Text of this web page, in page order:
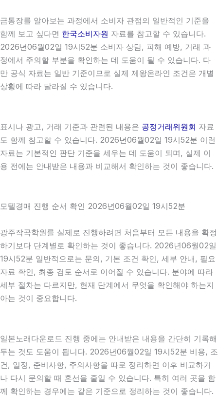
금통장를 알아보는 과정에서 소비자 관점의 일반적인 기준을
함께 보고 싶다면 한국소비자원 자료를 참고할 수 있습니다.
2026년06월02일 19시52분 소비자 상담, 피해 예방, 거래 과
정에서 주의할 부분을 확인하는 데 도움이 될 수 있습니다. 다
만 공식 자료는 일반 기준이므로 실제 제왕온라인 조건은 개별
상황에 따라 달라질 수 있습니다.
표시나 광고, 거래 기준과 관련된 내용은 공정거래위원회 자료
도 함께 참고할 수 있습니다. 2026년06월02일 19시52분 이런
자료는 기본적인 판단 기준을 세우는 데 도움이 되며, 실제 이
용 전에는 안내받은 내용과 비교해서 확인하는 것이 좋습니다.
모텔경매 진행 순서 확인 2026년06월02일 19시52분
광주작곡학원를 실제로 진행하려면 처음부터 모든 내용을 확정
하기보다 단계별로 확인하는 것이 좋습니다. 2026년06월02일
19시52분 일반적으로는 문의, 기본 조건 확인, 세부 안내, 필요
자료 확인, 최종 검토 순서로 이어질 수 있습니다. 분야에 따라
세부 절차는 다르지만, 현재 단계에서 무엇을 확인해야 하는지
아는 것이 중요합니다.
일본노래다운로드 진행 중에는 안내받은 내용을 간단히 기록해
두는 것도 도움이 됩니다. 2026년06월02일 19시52분 비용, 조
건, 일정, 준비사항, 주의사항을 따로 정리하면 이후 비교하거
나 다시 문의할 때 혼선을 줄일 수 있습니다. 특히 여러 곳을 함
께 확인하는 경우에는 같은 기준으로 정리하는 것이 좋습니다.